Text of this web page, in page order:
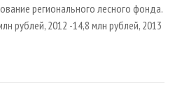
регионального лесного фонда.
рублей, 2012 -14,8 млн рублей, 2013